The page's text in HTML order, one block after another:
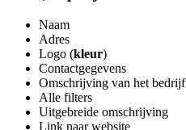
Naam
Adres
Logo (kleur)
Contactgegevens
Omschrijving van het bedrijf
Alle filters
Uitgebreide omschrijving
Link naar website